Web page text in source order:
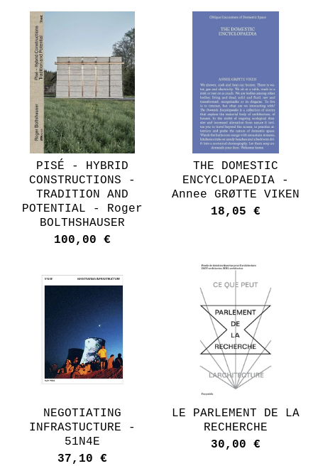
PISÉ - HYBRID
CONSTRUCTIONS -
TRADITION AND
POTENTIAL - Roger
BOLTHSHAUSER
100,00 €
THE DOMESTIC
ENCYCLOPAEDIA -
Annee GRØTTE VIKEN
18,05 €
NEGOTIATING
INFRASTUCTURE -
51N4E
37,10 €
LE PARLEMENT DE LA
RECHERCHE
30,00 €